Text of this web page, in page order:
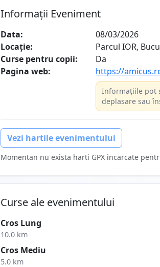
Informații Eveniment
Data:
08/03/2026
Locație:
Parcul IOR,
Curse pentru copii:
Da
Pagina web:
https://
Informațiile pot
deplasare sau
Vezi hartile evenimentului
Momentan nu exista harti GPX incarcate
Curse ale evenimentului
Cros Lung
10.0 km
Cros Mediu
5.0 km